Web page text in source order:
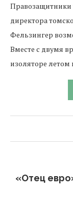
Правозащитники
директора
Фельзингер
Вместе с двумя
изоляторе
«Отец